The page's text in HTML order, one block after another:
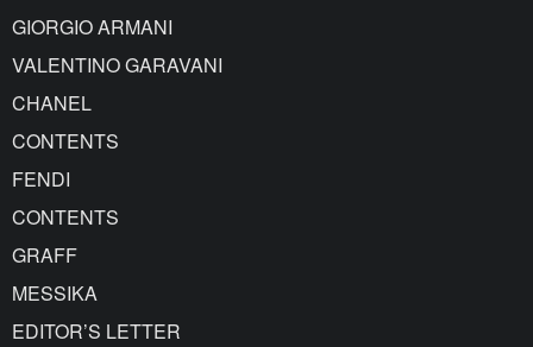
GIORGIO ARMANI
VALENTINO GARAVANI
CHANEL
CONTENTS
FENDI
CONTENTS
GRAFF
MESSIKA
EDITOR’S LETTER